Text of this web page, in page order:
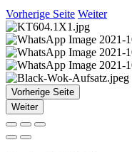
Vorherige Seite Weiter
Vorherige Seite
Weiter